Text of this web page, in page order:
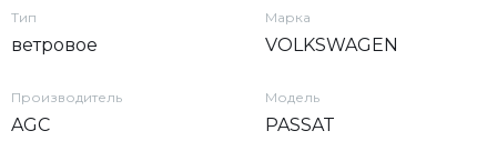
Тип
ветровое
Марка
VOLKSWAGEN
Производитель
AGC
Модель
PASSAT